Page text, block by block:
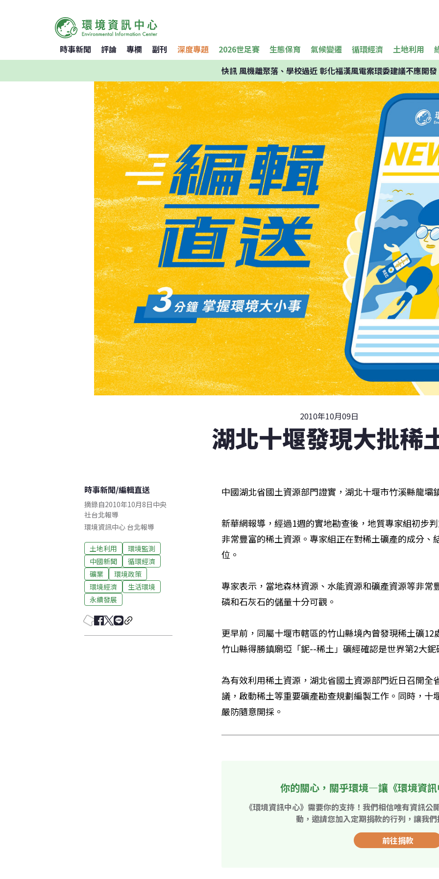
時事新聞 評論 專欄 副刊 深度專題 2026世足賽 生態保育 氣候變遷 循環經濟 土地利用
快訊風機離聚落、學校過近 彰化福漢風電案環委建議不應開發
2010年10月09日
湖北十堰發現大批稀
時事新聞/編輯直送
摘錄自2010年10月8日中央
社台北報導
環境資訊中心 台北報導
土地利用
環境監測
中國新聞
循環經濟
礦業
環境政策
環境經濟
生活環境
永續發展
中國湖北省國土資源部門證實，湖北十堰市竹溪縣龍壩
新華網報導，經過1週的實地勘查後，地質專家組初步
非常豐富的稀土資源。專家組正在對稀土礦產的成分、
位。
專家表示，當地森林資源、水能資源和礦產資源等非常
磷和石灰石的儲量十分可觀。
更早前，同屬十堰市轄區的竹山縣境內曾發現稀土礦
竹山縣得勝鎮廟埡「鈮--稀土」礦經確認是世界第2大
為有效利用稀土資源，湖北省國土資源部門近日召開全
議，啟動稀土等重要礦產勘查規劃編製工作。同時，十
嚴防隨意開採。
你的關心，關乎環境—讓《環境資
《環境資訊中心》需要你的支持！我們相信唯有資訊
動，邀請您加入定期捐款的行列，讓我
前往捐款